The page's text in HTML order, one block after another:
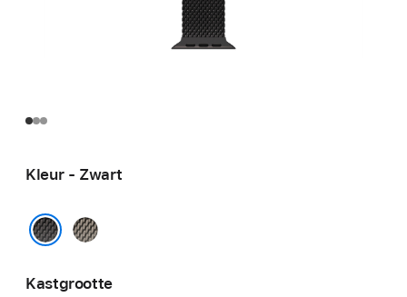
Kleur - Zwart
Naturel
Kastgrootte